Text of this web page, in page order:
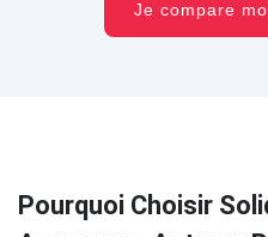
Je compare
Pourquoi Choisir